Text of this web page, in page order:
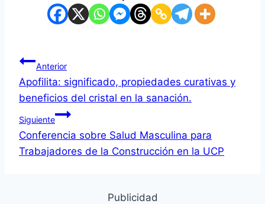
Navegación
de
entradas
Anterior
Apofilita: significado, propiedades curativas y
beneficios del cristal en la sanación.
Siguiente
Conferencia sobre Salud Masculina para
Trabajadores de la Construcción en la UCP
Publicidad